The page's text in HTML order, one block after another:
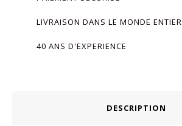
LIVRAISON DANS LE MONDE ENTIER
40 ANS D'EXPERIENCE
DESCRIPTION